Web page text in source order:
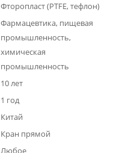
Фторопласт (PTFE, тефлон)
Фармацевтика, пищевая
промышленность,
химическая
промышленность
10 лет
1 год
Китай
Кран прямой
Любое